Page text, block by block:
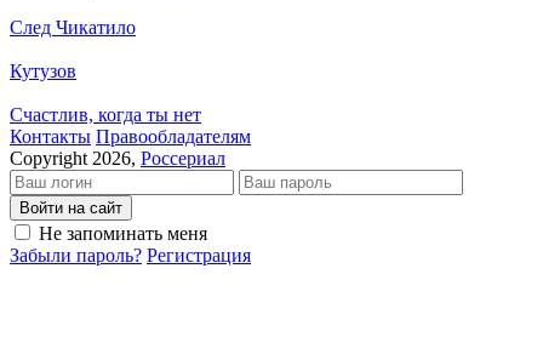
След Чикатило
Кутузов
Счастлив, когда ты нет
Кон­так­ты Пра­во­об­ла­да­те­лям
Copyright 2026, Россериал
Войти на сайт
Не запоминать меня
Забыли пароль? Регистрация